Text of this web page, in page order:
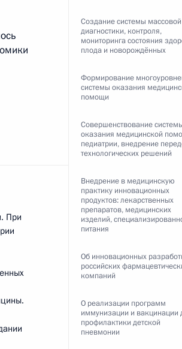
3
При
Создание системы массовой
диагностики, контроля,
мониторинга состояния
плода и новорождённых
Формирование
системы оказания
помощи
Совершенствование
оказания медицинской
педиатрии, внедрение
технологических решений
Внедрение в медицинскую
практику инновационных
продуктов: лекарственных
препаратов, медицинских
изделий,
питания
Об инновационных
российских
компаний
О реализации программ
иммунизации и вакцинации
профилактики детской
пневмонии